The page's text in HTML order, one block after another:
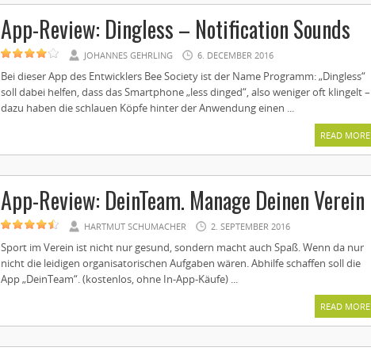
App-Review: Dingless – Notification Sounds
JOHANNES GEHRLING 6. DECEMBER 2016
Bei dieser App des Entwicklers Bee Society ist der Name Programm: „Dingless“
soll dabei helfen, dass das Smartphone „less dinged“, also weniger oft klingelt –
dazu haben die schlauen Köpfe hinter der Anwendung einen ...
READ MORE
App-Review: DeinTeam. Manage Deinen Verein
HARTMUT SCHUMACHER 2. SEPTEMBER 2016
Sport im Verein ist nicht nur gesund, sondern macht auch Spaß. Wenn da nur
nicht die leidigen organisatorischen Aufgaben wären. Abhilfe schaffen soll die
App „DeinTeam“. (kostenlos, ohne In-App-Käufe) ...
READ MORE